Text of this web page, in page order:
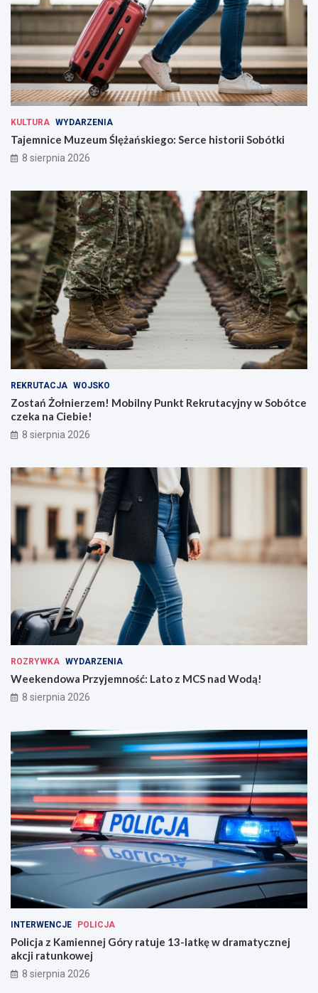
KULTURA WYDARZENIA
Tajemnice Muzeum Ślężańskiego: Serce historii Sobótki
8 sierpnia 2026
REKRUTACJA WOJSKO
Zostań Żołnierzem! Mobilny Punkt Rekrutacyjny w Sobótce
czeka na Ciebie!
8 sierpnia 2026
ROZRYWKA WYDARZENIA
Weekendowa Przyjemność: Lato z MCS nad Wodą!
8 sierpnia 2026
INTERWENCJE POLICJA
Policja z Kamiennej Góry ratuje 13-latkę w dramatycznej
akcji ratunkowej
8 sierpnia 2026